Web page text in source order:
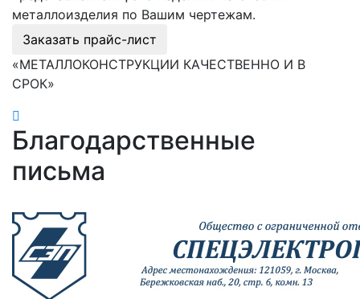
металлоизделия по Вашим чертежам.
Заказать прайс-лист
«МЕТАЛЛОКОНСТРУКЦИИ КАЧЕСТВЕННО И В
СРОК»
Благодарственные
письма